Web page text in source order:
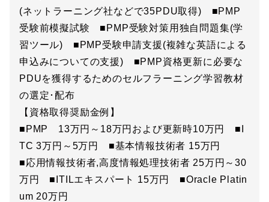
(ネットラーニング社などで35PDU取得) ■PMP
受験前模擬試験 ■PMP受験対策用独自問題集(学
習ツール) ■PMP受験申請支援(複雑な英語による
申込みについての支援) ■PMP資格更新に必要な
PDUを獲得するためのセルフラーニング学習教材
の選定･配布
【資格取得奨励金例】
■PMP 13万円～18万円および更新時10万円 ■I
TC 3万円～5万円 ■基本情報技術者 15万円
■応用情報技術者,高度情報処理技術者 25万円～30
万円 ■ITILエキスパート 15万円 ■Oracle Platin
um 20万円